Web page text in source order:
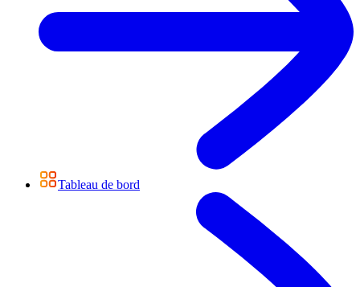
Tableau de bord